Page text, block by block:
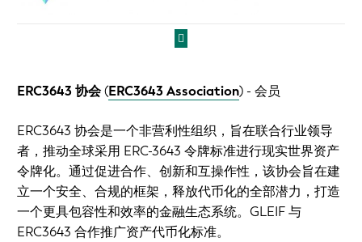
ERC3643 协会(ERC3643 Association) - 会员
ERC3643 协会是一个非营利性组织，旨在联合行业领导
者，推动全球采用 ERC-3643 令牌标准进行现实世界资产
令牌化。通过促进合作、创新和互操作性，该协会旨在建
立一个安全、合规的框架，释放代币化的全部潜力，打造
一个更具包容性和效率的金融生态系统。GLEIF 与
ERC3643 合作推广资产代币化标准。